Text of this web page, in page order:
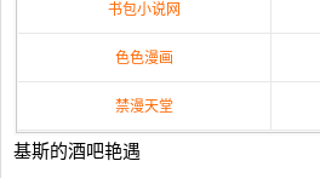
书包小说网
色色漫画
禁漫天堂
基斯的酒吧艳遇